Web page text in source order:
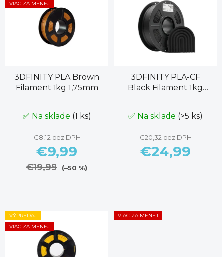
VIAC ZA MENEJ
3DFINITY PLA Brown
Filament 1kg 1,75mm
✅ Na sklade (1 ks)
€8,12 bez DPH
€9,99
€19,99 (–50 %)
3DFINITY PLA-CF
Black Filament 1kg
✅ Na sklade (>5 ks)
€20,32 bez DPH
€24,99
VÝPREDAJ
VIAC ZA MENEJ
VIAC ZA MENEJ